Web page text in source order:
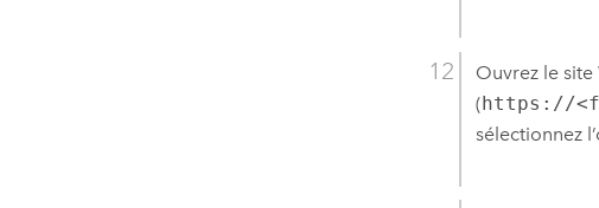
Ouvrez le
( https://
sélectionnez